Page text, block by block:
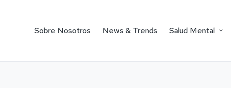
Sobre Nosotros News & Trends Salud Mental